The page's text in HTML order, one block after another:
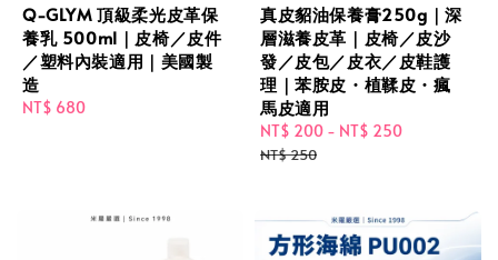
Q-GLYM 頂級柔光皮革保
養乳 500ml｜皮椅／皮件
／塑料內裝適用｜美國製
造
Regular
NT$ 680
真皮貂油保養膏250g｜深
層滋養皮革｜皮椅／皮沙
發／皮包／皮衣／皮鞋護
理｜苯胺皮・植鞣皮・瘋
馬皮適用
Sale
price
NT$ 200 - NT$ 250
NT$ 250